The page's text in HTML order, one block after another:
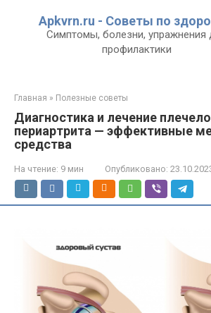
Apkvrn.ru - Советы по
Симптомы, болезни, упражнения
профилактики
Главная » Полезные советы
Диагностика и лечение
периартрита — эффективные
средства
На чтение: 9 мин Опубликовано: